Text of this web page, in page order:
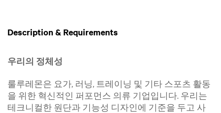
Description & Requirements
우리의 정체성
룰루레몬은 요가, 러닝, 트레이닝 및 기타 스포츠 활동
을 위한 혁신적인 퍼포먼스 의류 기업입니다. 우리는
테크니컬한 원단과 기능성 디자인에 기준을 두고 사